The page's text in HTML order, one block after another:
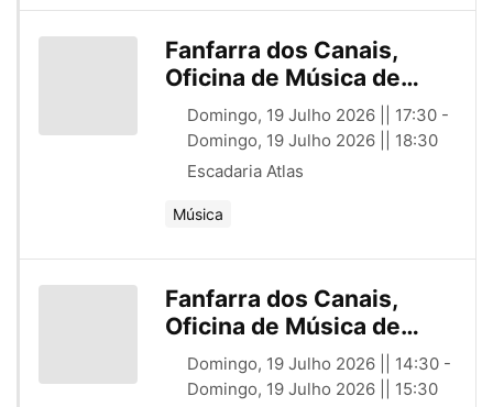
Fanfarra dos Canais,
Oficina de Música de
Aveiro e Comunidade
(PT)
Domingo, 19 Julho 2026 || 17:30 -
Domingo, 19 Julho 2026 || 18:30
Escadaria Atlas
Música
Fanfarra dos Canais,
Oficina de Música de
Aveiro e Comunidade
(PT)
Domingo, 19 Julho 2026 || 14:30 -
Domingo, 19 Julho 2026 || 15:30